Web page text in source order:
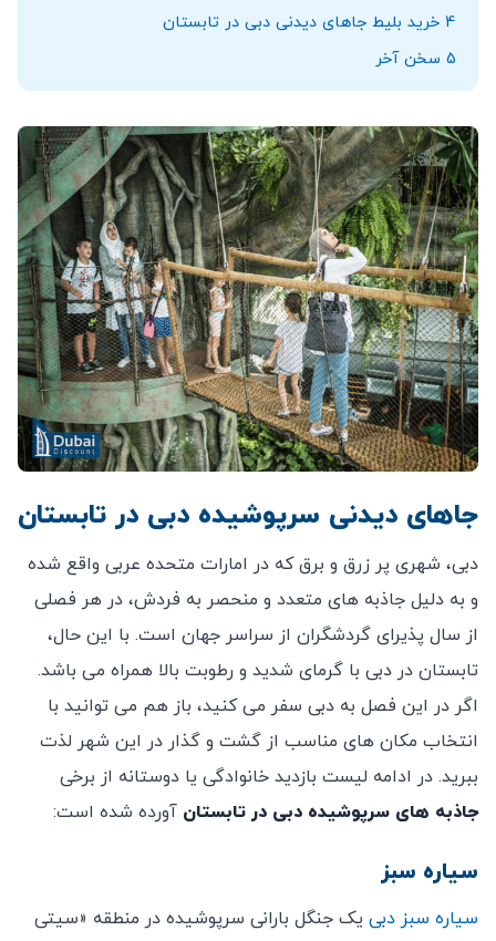
4 خرید بلیط جاهای دیدنی دبی در تابستان
5 سخن آخر
جاهای دیدنی سرپوشیده دبی در تابستان
دبی، شهری پر زرق و برق که در امارات متحده عربی واقع شده
و به دلیل جاذبه های متعدد و منحصر به فردش، در هر فصلی
از سال پذیرای گردشگران از سراسر جهان است. با این حال،
تابستان در دبی با گرمای شدید و رطوبت بالا همراه می باشد.
اگر در این فصل به دبی سفر می کنید، باز هم می توانید با
انتخاب مکان های مناسب از گشت و گذار در این شهر لذت
ببرید. در ادامه لیست بازدید خانوادگی یا دوستانه از برخی
جاذبه های سرپوشیده دبی در تابستان آورده شده است:
سیاره سبز
سیاره سبز دبی یک جنگل بارانی سرپوشیده در منطقه «سیتی